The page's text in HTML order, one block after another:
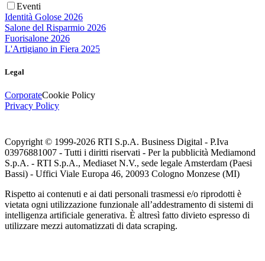
Eventi
Identità Golose 2026
Salone del Risparmio 2026
Fuorisalone 2026
L'Artigiano in Fiera 2025
Legal
CorporateCookie Policy
Privacy Policy
Copyright © 1999-2026 RTI S.p.A. Business Digital - P.Iva
03976881007 - Tutti i diritti riservati - Per la pubblicità Mediamond
S.p.A. - RTI S.p.A., Mediaset N.V., sede legale Amsterdam (Paesi
Bassi) - Uffici Viale Europa 46, 20093 Cologno Monzese (MI)
Rispetto ai contenuti e ai dati personali trasmessi e/o riprodotti è
vietata ogni utilizzazione funzionale all’addestramento di sistemi di
intelligenza artificiale generativa. È altresì fatto divieto espresso di
utilizzare mezzi automatizzati di data scraping.